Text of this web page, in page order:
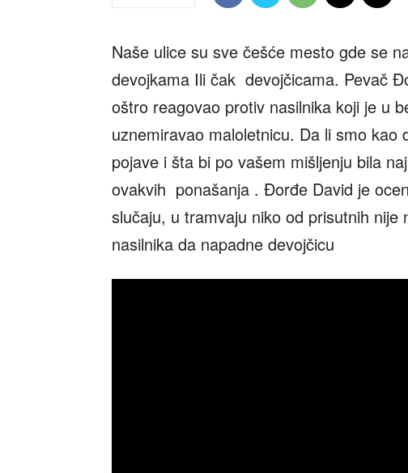
Naše ulice su sve češće mesto gde se
devojkama Ili čak devojčicama. Pevač
oštro reagovao protiv nasilnika koji je u
uznemiravao maloletnicu. Da li smo
pojave i šta bi po vašem mišljenju bila
ovakvih ponašanja . Đorđe David je
slučaju, u tramvaju niko od prisutnih nije
nasilnika da napadne devojčicu